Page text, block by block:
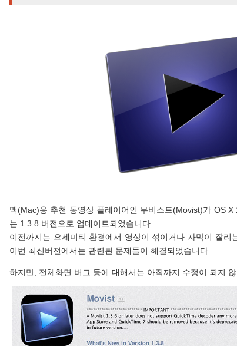
맥(Mac)용 추천 동영상 플레이어인 무비스트(Movist)가 OS
는 1.3.8 버전으로 업데이트되었습니다.
이전까지는 요세미티 환경에서 영상이 섞이거나 자막이 잘리
이번 최신버전에서는 관련된 문제들이 해결되었습니다.
하지만, 전체화면 버그 등에 대해서는 아직까지 수정이 되지 않